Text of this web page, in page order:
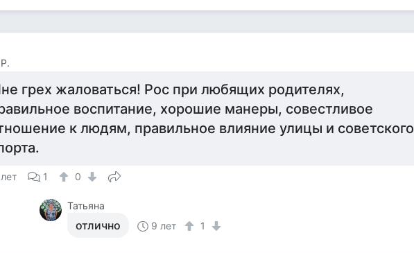
грех жаловаться! Рос при любящих родителях,
воспитание, хорошие манеры, совестливое
к людям, правильное влияние улицы и советского
1 0
Татьяна
отлично 9 лет 1